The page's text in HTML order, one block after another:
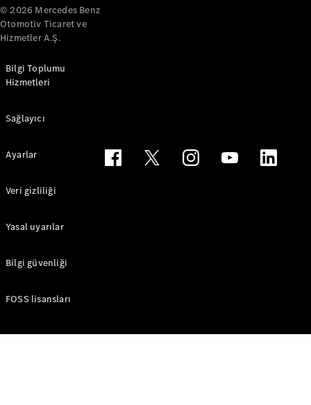
Konsept
Araçlar
Elektromobilite
She's
She's
Hakkında
She's
Programı
© 2026 Mercedes Benz
Otomotiv Ticaret ve
Hizmetler A.Ş.
Bilgi Toplumu
Hizmetleri
Sağlayıcı
Ayarlar
Veri gizliliği
Yasal uyarılar
Bilgi güvenliği
FOSS lisansları